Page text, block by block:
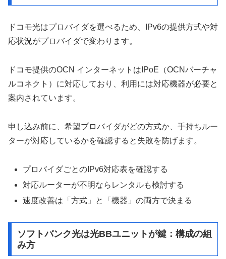
ドコモ光はプロバイダを選べるため、IPv6の提供方式や対
応状況がプロバイダで変わります。
ドコモ提供のOCN インターネットはIPoE（OCNバーチャ
ルコネクト）に対応しており、利用には対応機器が必要と
案内されています。
申し込み前に、希望プロバイダがどの方式か、手持ちルー
ターが対応しているかを確認すると失敗を防げます。
プロバイダごとのIPv6対応表を確認する
対応ルーターが不明ならレンタルも検討する
速度改善は「方式」と「機器」の両方で決まる
ソフトバンク光は光BBユニットが鍵：構成の組
み方